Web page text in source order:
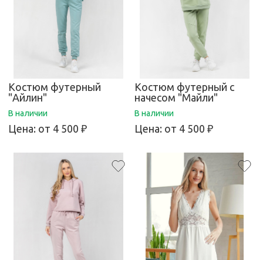
Костюм футерный
"Айлин"
В наличии
Цена: от 4 500 ₽
Костюм футерный с
начесом "Майли"
В наличии
Цена: от 4 500 ₽